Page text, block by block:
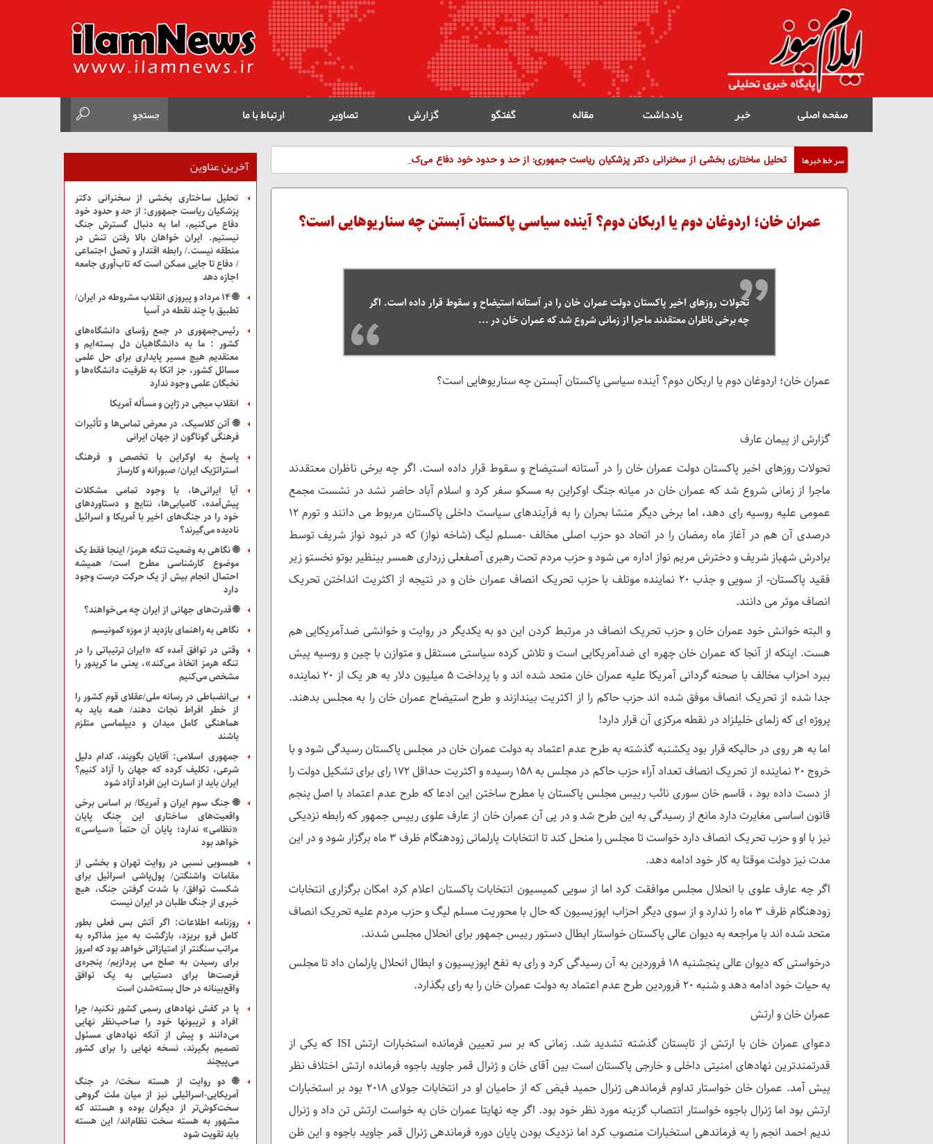
صفحه اصلی خبر یادداشت مقاله گفتگو گزارش تصاویر ارتباط با ما
سر خط خبرها تحلیل ساختاری بخشی از سخنرانی دکتر پزشکیان ریاست جمهوری: از حد و حدود خود دفاع می‌کنیم، اما به دن
عمران خان؛ اردوغان دوم یا اربکان دوم؟ آینده سیاسی پاکستان آبستن چه سناریوهایی است؟
تحولات روزهای اخیر پاکستان دولت عمران خان را در آستانه استیضاح و سقوط قرار داده است. اگر
چه برخی ناظران معتقدند ماجرا از زمانی شروع شد که عمران خان در ...
عمران خان؛ اردوغان دوم یا اربکان دوم؟ آینده سیاسی پاکستان آبستن چه سناریوهایی است؟
گزارش از پیمان عارف
تحولات روزهای اخیر پاکستان دولت عمران خان را در آستانه استیضاح و سقوط قرار داده است. اگر چه برخی ناظران معتقدند
ماجرا از زمانی شروع شد که عمران خان در میانه جنگ اوکراین به مسکو سفر کرد و اسلام آباد حاضر نشد در نشست مجمع
عمومی علیه روسیه رای دهد، اما برخی دیگر منشا بحران را به فرآیندهای سیاست داخلی پاکستان مربوط می دانند و تورم ۱۲
درصدی آن هم در آغاز ماه رمضان را در اتحاد دو حزب اصلی مخالف -مسلم لیگ (شاخه نواز) که در نبود نواز شریف توسط
برادرش شهباز شریف و دخترش مریم نواز اداره می شود و حزب مردم تحت رهبری آصفعلی زرداری همسر بینظیر بوتو نخستو زیر
فقید پاکستان- از سویی و جذب ۲۰ نماینده موتلف با حزب تحریک انصاف عمران خان و در نتیجه از اکثریت انداختن تحریک
انصاف موثر می دانند.
و البته خوانش خود عمران خان و حزب تحریک انصاف در مرتبط کردن این دو به یکدیگر در روایت و خوانشی ضدآمریکایی هم
هست. اینکه از آنجا که عمران خان چهره ای ضدآمریکایی است و تلاش کرده سیاستی مستقل و متوازن با چین و روسیه پیش
ببرد احزاب مخالف با صحنه گردانی آمریکا علیه عمران خان متحد شده اند و با پرداخت ۵ میلیون دلار به هر یک از ۲۰ نماینده
جدا شده از تحریک انصاف موفق شده اند حزب حاکم را از اکثریت بیندازند و طرح استیضاح عمران خان را به مجلس بدهند.
پروژه ای که زلمای خلیلزاد در نقطه مرکزی آن قرار دارد!
اما به هر روی در حالیکه قرار بود یکشنبه گذشته به طرح عدم اعتماد به دولت عمران خان در مجلس پاکستان رسیدگی شود و با
خروج ۲۰ نماینده از تحریک انصاف تعداد آراء حزب حاکم در مجلس به ۱۵۸ رسیده و اکثریت حداقل ۱۷۲ رای برای تشکیل دولت را
از دست داده بود ، قاسم خان سوری نائب رییس مجلس پاکستان با مطرح ساختن این ادعا که طرح عدم اعتماد با اصل پنجم
قانون اساسی مغایرت دارد مانع از رسیدگی به این طرح شد و در پی آن عمران خان از عارف علوی رییس جمهور که رابطه نزدیکی
نیز با او و حزب تحریک انصاف دارد خواست تا مجلس را منحل کند تا انتخابات پارلمانی زودهنگام ظرف ۳ ماه برگزار شود و در این
مدت نیز دولت موقتا به کار خود ادامه دهد.
اگر چه عارف علوی با انحلال مجلس موافقت کرد اما از سویی کمیسیون انتخابات پاکستان اعلام کرد امکان برگزاری انتخابات
زودهنگام ظرف ۳ ماه را ندارد و از سوی دیگر احزاب اپوزیسیون که حال با محوریت مسلم لیگ و حزب مردم علیه تحریک انصاف
متحد شده اند با مراجعه به دیوان عالی پاکستان خواستار ابطال دستور رییس جمهور برای انحلال مجلس شدند.
درخواستی که دیوان عالی پنجشنبه ۱۸ فروردین به آن رسیدگی کرد و رای به نفع اپوزیسیون و ابطال انحلال پارلمان داد تا مجلس
به حیات خود ادامه دهد و شنبه ۲۰ فروردین طرح عدم اعتماد به دولت عمران خان را به رای بگذارد.
عمران خان و ارتش
دعوای عمران خان با ارتش از تابستان گذشته تشدید شد. زمانی که بر سر تعیین فرمانده استخبارات ارتش ISI که یکی از
قدرتمندترین نهادهای امنیتی داخلی و خارجی پاکستان است بین آقای خان و ژنرال قمر جاوید باجوه فرمانده ارتش اختلاف نظر
پیش آمد. عمران خان خواستار تداوم فرماندهی ژنرال حمید فیض که از حامیان او در انتخابات جولای ۲۰۱۸ بود بر استخبارات
ارتش بود اما ژنرال باجوه خواستار انتصاب گزینه مورد نظر خود بود. اگر چه نهایتا عمران خان به خواست ارتش تن داد و ژنرال
ندیم احمد انجم را به فرماندهی استخبارات منصوب کرد اما نزدیک بودن پایان دوره فرماندهی ژنرال قمر جاوید باجوه و این ظن
آخرین عناوین
تحلیل ساختاری بخشی از سخنرانی دکتر
پزشکیان ریاست جمهوری: از حد و حدود خود
دفاع می‌کنیم، اما به دنبال گسترش جنگ
نیستیم.‌ ایران خواهان بالا رفتن تنش در
منطقه نیست./ رابطه اقتدار و تحمل اجتماعی
/ دفاع تا جایی ممکن است که تاب‌آوری جامعه
اجازه دهد
🌐 ۱۴ مرداد و پیروزی انقلاب مشروطه در ایران/
تطبیق با چند نقطه در آسیا
رئیس‌جمهوری در جمع رؤسای دانشگاه‌های
کشور : ما به دانشگاهیان دل بسته‌ایم و
معتقدیم هیچ مسیر پایداری برای حل علمی
مسائل کشور، جز اتکا به ظرفیت دانشگاه‌ها و
نخبگان علمی وجود ندارد
انقلاب میجی در ژاپن و مسأله آمریکا
🌐 آتنِ کلاسیک، در معرض تماس‌ها و تأثیرات
فرهنگی گوناگون از جهان ایرانی
پاسخ به اوکراین با تخصص و فرهنگ
استراتژیک ایران/ صبورانه و کارساز
آیا ایرانی‌ها، با وجود تمامی مشکلات
پیش‌آمده، کامیابی‌ها، نتایج و دستاوردهای
خود را در جنگ‌های اخیر با آمریکا و اسرائیل
نادیده می‌گیرند؟
🌐 نگاهی به وضعیت تنگه هرمز/ اینجا فقط یک
موضوع کارشناسی مطرح است/ همیشه
احتمال انجام بیش از یک حرکت درست وجود
دارد
🌐 قدرت‌های جهانی از ایران چه می‌خواهند؟
نگاهی به راهنمای بازدید از موزه‌ کمونیسم
وقتی در توافق آمده که «ایران ترتیباتی را در
تنگه هرمز اتخاذ می‌کند»، یعنی ما کریدور را
مشخص می‌کنیم
بی‌انضباطی در رسانه ملی/عقلای قوم کشور را
از خطر افراط نجات دهند/ همه باید به
هماهنگی کامل میدان و دیپلماسی متلزم
باشند
جمهوری اسلامی: آقایان بگویند، کدام دلیل
شرعی، تکلیف کرده که جهان را آزاد کنیم؟
ایران باید از اسارت این افراد آزاد شود
🌐 جنگ سوم ایران و آمریکا/ بر اساس برخی
واقعیت‌های ساختاری این جنگ پایان
«نظامی» ندارد؛ پایان آن حتماً «سیاسی»
خواهد بود
همسویی نسبی در روایت تهران و بخشی از
مقامات واشنگتن/ پول‌پاشی اسرائیل برای
شکست توافق/ با شدت گرفتن جنگ، هیچ
خبری از جنگ طلبان در ایران نیست
روزنامه اطلاعات: اگر آتش بس فعلی بطور
کامل فرو بریزد، بازگشت به میز مذاکره به
مراتب سنگنتر از امتیازاتی خواهد بود که امروز
برای رسیدن به صلح می پردازیم/ پنجره‌ی
فرصت‌ها برای دستیابی به یک توافق
واقع‌بینانه در حال بسته‌شدن است
پا در کفش نهادهای رسمی کشور نکنید/ چرا
افراد و تریبونها خود را صاحب‌نظر نهایی
می‌دانند و پیش از آنکه نهادهای مسئول
تصمیم بگیرند، نسخه نهایی را برای کشور
می‌پیچند
🌐 دو روایت از هسته سخت/ در جنگ
آمریکایی-اسرائیلی نیز از میان ملت‌ گروهی
سخت‌کوش‌تر از دیگران بوده و هستند که
مشهور به هسته سخت نظام‌اند/ این هسته
باید تقویت شود